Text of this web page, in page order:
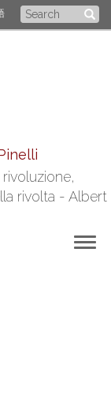
Search
rivolta - Albert